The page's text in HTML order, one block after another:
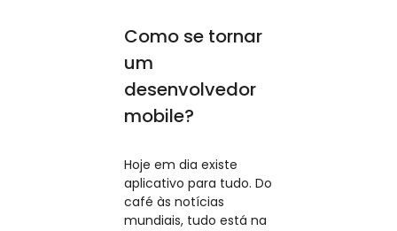
Como se tornar
um
desenvolvedor
mobile?
Hoje em dia existe
aplicativo para tudo. Do
café às notícias
mundiais, tudo está na